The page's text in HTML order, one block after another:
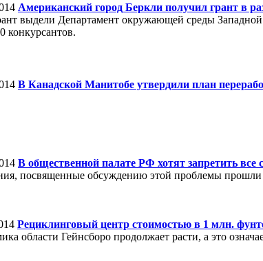
Американский город Беркли получил грант в
выдели Департамент окружающей среды
конкурсантов.
В Канадской Манитобе утвердили план
В общественной палате РФ хотят запретить все
посвященные обсуждению этой проблемы
Рециклинговый центр стоимостью в 1 млн.
области Гейнсборо продолжает расти, а это